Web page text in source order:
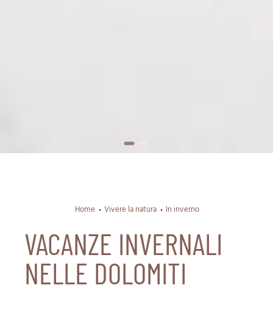
Home Vivere la natura In inverno
VACANZE INVERNALI
NELLE DOLOMITI